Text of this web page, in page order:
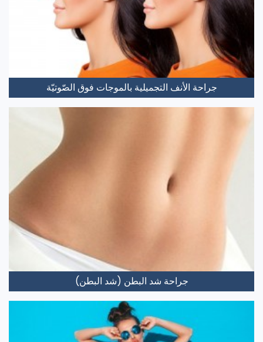
جراحة الأنف التجميلية بالموجات فوق الصّوتيّة
جراحة شد البطن (شد البطن)